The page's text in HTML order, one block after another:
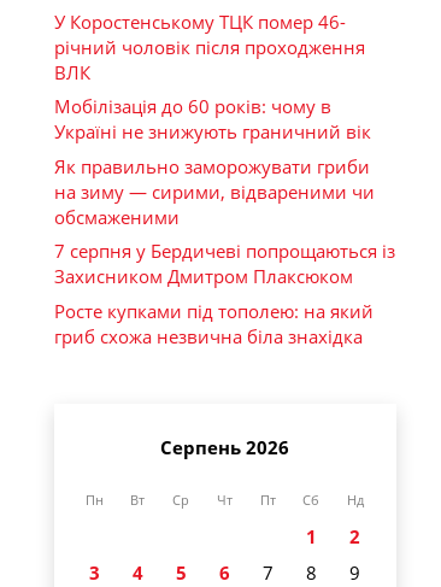
У Коростенському ТЦК помер 46-
річний чоловік після проходження
ВЛК
Мобілізація до 60 років: чому в
Україні не знижують граничний вік
Як правильно заморожувати гриби
на зиму — сирими, відвареними чи
обсмаженими
7 серпня у Бердичеві попрощаються із
Захисником Дмитром Плаксюком
Росте купками під тополею: на який
гриб схожа незвична біла знахідка
Серпень 2026
Пн Вт Ср Чт Пт Сб Нд
1
2
3
4 5 6 7 8
9